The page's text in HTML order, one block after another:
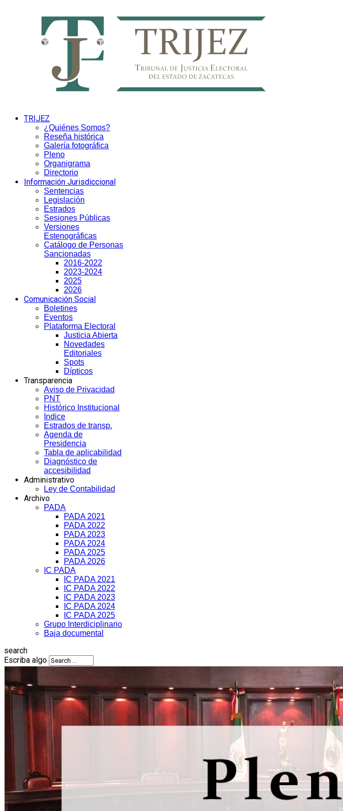
TRIJEZ
¿Quiénes Somos?
Reseña histórica
Galería fotográfica
Pleno
Organigrama
Directorio
Información Jurisdiccional
Sentencias
Legislación
Estrados
Sesiones Públicas
Versiones
Estenográficas
Catálogo de Personas
Sancionadas
2016-2022
2023-2024
2025
2026
Comunicación Social
Boletines
Eventos
Plataforma Electoral
Justicia Abierta
Novedades
Editoriales
Spots
Dípticos
Transparencia
Aviso de Privacidad
PNT
Histórico Institucional
Indice
Estrados de transp.
Agenda de
Presidencia
Tabla de aplicabilidad
Diagnóstico de
accesibilidad
Administrativo
Ley de Contabilidad
Archivo
PADA
PADA 2021
PADA 2022
PADA 2023
PADA 2024
PADA 2025
PADA 2026
IC PADA
IC PADA 2021
IC PADA 2022
IC PADA 2023
IC PADA 2024
IC PADA 2025
Grupo Interdiciplinario
Baja documental
search
Escriba algo